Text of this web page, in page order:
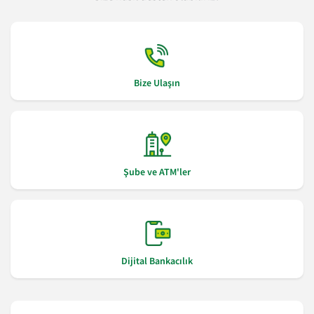
Bize Ulaşın
Şube ve ATM'ler
Dijital Bankacılık